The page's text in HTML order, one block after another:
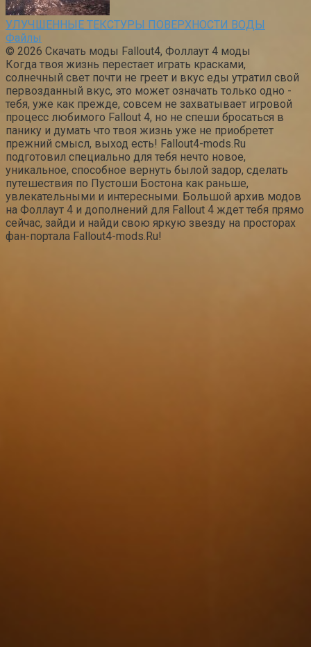
УЛУЧШЕННЫЕ ТЕКСТУРЫ ПОВЕРХНОСТИ ВОДЫ
Файлы
© 2026 Скачать моды Fallout4, Фоллаут 4 моды
Когда твоя жизнь перестает играть красками,
солнечный свет почти не греет и вкус еды утратил свой
первозданный вкус, это может означать только одно -
тебя, уже как прежде, совсем не захватывает игровой
процесс любимого Fallout 4, но не спеши бросаться в
панику и думать что твоя жизнь уже не приобретет
прежний смысл, выход есть! Fallout4-mods.Ru
подготовил специально для тебя нечто новое,
уникальное, способное вернуть былой задор, сделать
путешествия по Пустоши Бостона как раньше,
увлекательными и интересными. Большой архив модов
на Фоллаут 4 и дополнений для Fallout 4 ждет тебя прямо
сейчас, зайди и найди свою яркую звезду на просторах
фан-портала Fallout4-mods.Ru!